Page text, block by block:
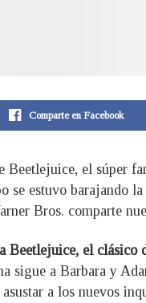
Comparte en Facebook
Beetlejuice, el súper
se estuvo barajando
Bros. comparte
Beetlejuice, el clásico
sigue a Barbara y
asustar a los nuevos